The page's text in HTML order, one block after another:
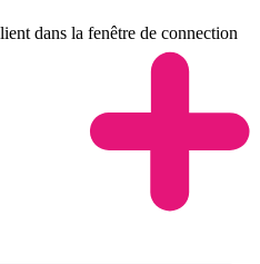
dans la fenêtre de connection